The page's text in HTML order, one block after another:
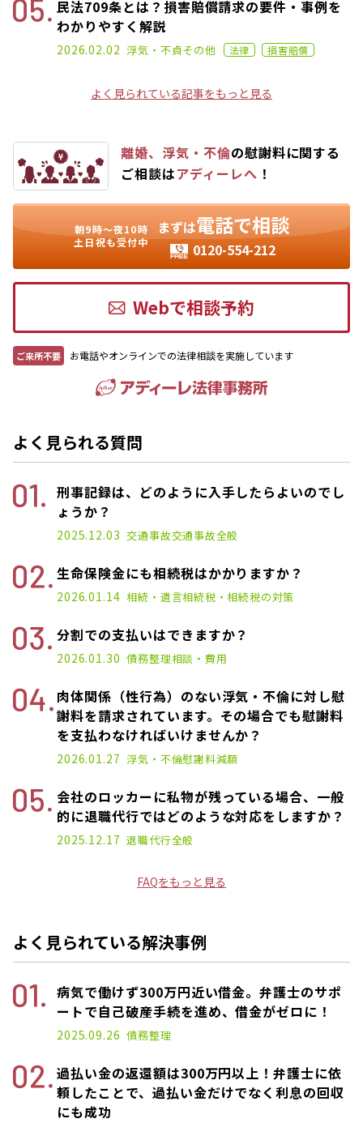
民法709条とは？損害賠償請求の要件・事例を
わかりやすく解説
2020.12.25
2026.02.02 浮気・不貞その他 法律 損害賠償
よく見られている記事をもっと見る
離婚、浮気・不倫の慰謝料に関する
ご相談はアディーレへ ！
朝9時〜夜10時
土日祝も受付中
まずは電話で相談
0120-554-212
Webで相談予約
ご来所不要 お電話やオンラインでの法律相談を実施しています
よく見られる質問
刑事記録は、どのように入手したらよいのでし
ょうか？
2025.12.03 交通事故交通事故全般
生命保険金にも相続税はかかりますか？
2026.01.14 相続・遺言相続税・相続税の対策
分割での支払いはできますか？
2026.01.30 債務整理相談・費用
肉体関係（性行為）のない浮気・不倫に対し慰
謝料を請求されています。その場合でも慰謝料
を支払わなければいけませんか？
2026.01.27 浮気・不倫慰謝料減額
会社のロッカーに私物が残っている場合、一般
的に退職代行ではどのような対応をしますか？
2025.12.17 退職代行全般
FAQをもっと見る
よく見られている解決事例
病気で働けず300万円近い借金。弁護士のサポ
ートで自己破産手続を進め、借金がゼロに！
2025.09.26 債務整理
過払い金の返還額は300万円以上！弁護士に依
頼したことで、過払い金だけでなく利息の回収
にも成功